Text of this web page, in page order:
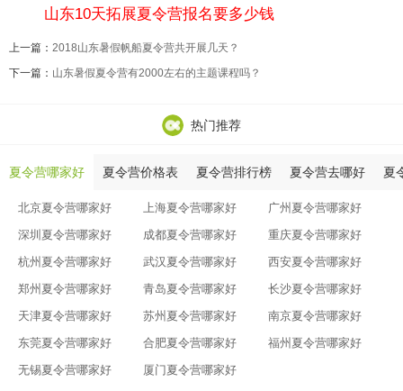
山东10天拓展夏令营报名要多少钱
上一篇： 2018山东暑假帆船夏令营共开展几天？
下一篇： 山东暑假夏令营有2000左右的主题课程吗？
热门推荐
夏令营哪家好 夏令营价格表 夏令营排行榜 夏令营去哪好 夏
北京夏令营哪家好 上海夏令营哪家好
广州夏令营哪家好
深圳夏令营哪家好
成都夏令营哪家好
重庆夏令营哪家好
杭州夏令营哪家好
武汉夏令营哪家好
西安夏令营哪家好
郑州夏令营哪家好
青岛夏令营哪家好
长沙夏令营哪家好
天津夏令营哪家好
苏州夏令营哪家好
南京夏令营哪家好
东莞夏令营哪家好
合肥夏令营哪家好
福州夏令营哪家好
无锡夏令营哪家好
厦门夏令营哪家好